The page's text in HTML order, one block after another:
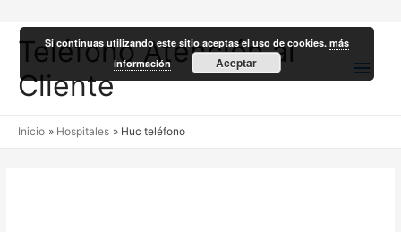
Teléfono Atención al
Cliente
Inicio Hospitales Huc teléfono
Si continuas utilizando este sitio aceptas el uso de cookies.más
información
Aceptar